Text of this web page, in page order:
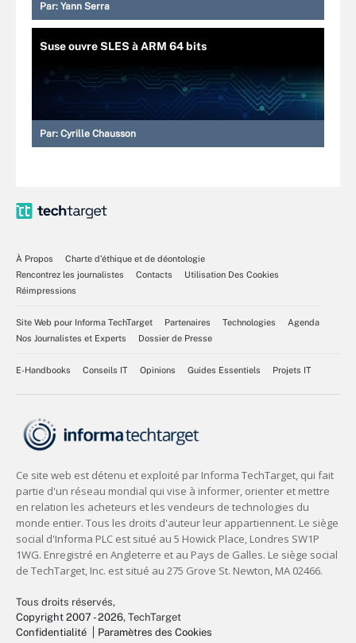
Par: Yann Serra
Suse ouvre SLES à ARM 64 bits
Par: Cyrille Chausson
À Propos
Charte d’éthique et de déontologie
Rencontrez les journalistes
Contacts
Utilisation Des Cookies
Réimpressions
Site Web pour Informa TechTarget Partenaires Technologies
Agenda
Nos Journalistes et Experts
Dossier de Presse
E-Handbooks Conseils IT Opinions Guides Essentiels Projets IT
Tous droits réservés,
Copyright 2007 - 2026, TechTarget
Confidentialité
Paramètres des Cookies